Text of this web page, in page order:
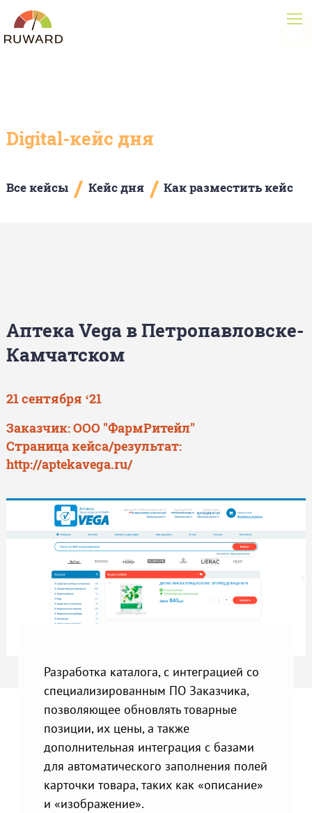
Digital-кейс дня
Все кейсы / Кейс дня / Как разместить кейс
Аптека Vega в Петропавловске-
Камчатском
21 сентября ‘21
Заказчик: ООО "ФармРитейл"
Страница кейса/результат:
http://aptekavega.ru/
Разработка каталога, с интеграцией со
специализированным ПО Заказчика,
позволяющее обновлять товарные
позиции, их цены, а также
дополнительная интеграция с базами
для автоматического заполнения полей
карточки товара, таких как «описание»
и «изображение».